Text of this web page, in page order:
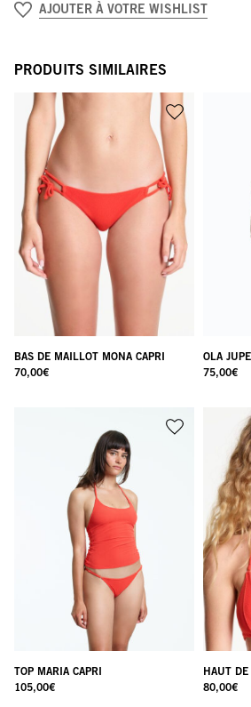
AJOUTER À VOTRE WISHLIST
PRODUITS SIMILAIRES
BAS DE MAILLOT MONA CAPRI
70,00€
OLA
75,00€
TOP MARIA CAPRI
105,00€
HAUT
80,00€